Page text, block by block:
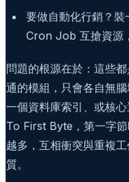
要做自動化行銷？
Cron Job 互搶資源
問題的根源在於：這些
通的模組，只會各自無
一個資料庫索引、或核
To First Byte，第一字
越多，互相衝突與重複
質。